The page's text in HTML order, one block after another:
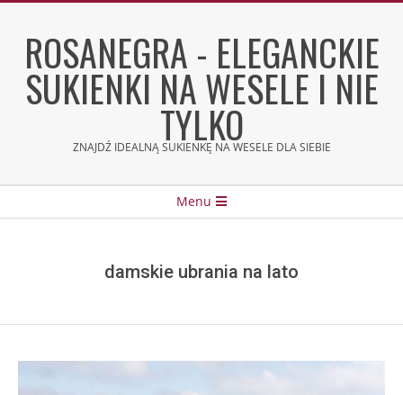
contentROSANEGRA - ELEGANCKIE
SUKIENKI NA WESELE I NIE
TYLKO
ZNAJDŹ IDEALNĄ SUKIENKĘ NA WESELE DLA SIEBIE
Menu
damskie ubrania na lato